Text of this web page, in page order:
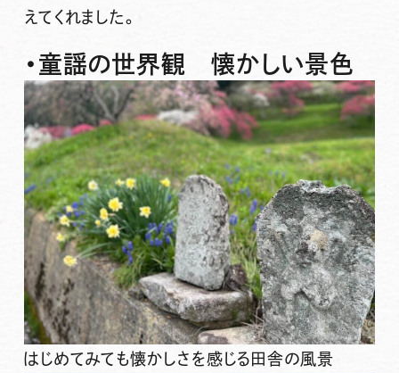
えてくれました。
・童謡の世界観 懐かしい景色
はじめてみても懐かしさを感じる田舎の風景